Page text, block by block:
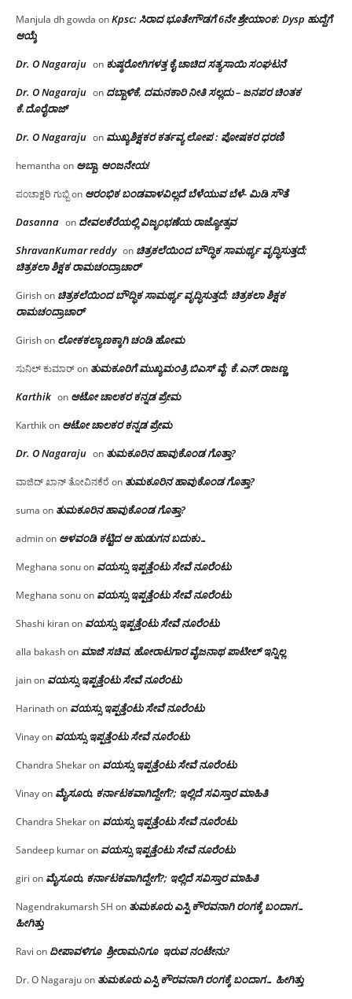
Manjula dh gowda onKpsc: ಸಿರಾದ ಭೂತೇಗೌಡಗೆ 6ನೇ ಶ್ರೇಯಾಂಕ: Dysp ಹುದ್ದೆಗೆ
ಆಯ್ಕೆ
Dr. O Nagaraju on ಕುಷ್ಠರೋಗಿಗಳತ್ತ ಕೈ ಚಾಚಿದ ಸತ್ಯಸಾಯಿ ಸಂಘಟನೆ
Dr. O Nagaraju on ದಬ್ಬಾಳಿಕೆ, ದಮನಕಾರಿ ನೀತಿ ಸಲ್ಲದು – ಜನಪರ ಚಿಂತಕ
ಕೆ.ದೊರೈರಾಜ್
Dr. O Nagaraju on ಮುಖ್ಯಶಿಕ್ಷಕರ ಕರ್ತವ್ಯ ಲೋಪ : ಪೋಷಕರ ಧರಣಿ
hemantha on ಅಬ್ಬಾ, ಆಂಜನೇಯ!
ಪಂಚಾಕ್ಷರಿ ಗುಬ್ಬಿon ಆರಂಭಿಕ ಬಂಡವಾಳವಿಲ್ಲದೆ ಬೆಳೆಯುವ ಬೆಳೆ- ಮಿಡಿ ಸೌತೆ
Dasanna on ದೇವಲಕೆರೆಯಲ್ಲಿ ವಿಜೃಂಭಣೆಯ ರಾಜ್ಯೋತ್ಸವ
ShravanKumar reddy on ಚಿತ್ರಕಲೆಯಿಂದ ಬೌದ್ಧಿಕ ಸಾಮರ್ಥ್ಯ ವೃದ್ಧಿಸುತ್ತದೆ;
ಚಿತ್ರಕಲಾ ಶಿಕ್ಷಕ ರಾಮಚಂದ್ರಾಚಾರ್
Girishon ಚಿತ್ರಕಲೆಯಿಂದ ಬೌದ್ಧಿಕ ಸಾಮರ್ಥ್ಯ ವೃದ್ಧಿಸುತ್ತದೆ; ಚಿತ್ರಕಲಾ ಶಿಕ್ಷಕ
ರಾಮಚಂದ್ರಾಚಾರ್
Girishon ಲೋಕಕಲ್ಯಾಣಕ್ಕಾಗಿ ಚಂಡಿ ಹೋಮ
ಸುನಿಲ್ ಕುಮಾರ್on ತುಮಕೂರಿಗೆ ಮುಖ್ಯಮಂತ್ರಿ ಬಿಎಸ್ ವೈ: ಕೆ.ಎನ್.ರಾಜಣ್ಣ
Karthik on ಆಟೋ ಚಾಲಕರ ಕನ್ನಡ ಪ್ರೇಮ
Karthikon ಆಟೋ ಚಾಲಕರ ಕನ್ನಡ ಪ್ರೇಮ
Dr. O Nagaraju on ತುಮಕೂರಿನ ಹಾವುಕೊಂಡ ಗೊತ್ತಾ?
ವಾಜಿದ್ ಖಾನ್ ತೋವಿನಕೆರೆ on ತುಮಕೂರಿನ ಹಾವುಕೊಂಡ ಗೊತ್ತಾ?
suma on ತುಮಕೂರಿನ ಹಾವುಕೊಂಡ ಗೊತ್ತಾ?
adminon ಅಳವಂಡಿ ಕಟ್ಟಿದ ಆ ಹುಡುಗನ ಬದುಕು…
Meghana sonuon ವಯಸ್ಸು ಇಪ್ಪತ್ತೆಂಟು ಸೇವೆ ನೂರೆಂಟು
Meghana sonuon ವಯಸ್ಸು ಇಪ್ಪತ್ತೆಂಟು ಸೇವೆ ನೂರೆಂಟು
Shashi kiranon ವಯಸ್ಸು ಇಪ್ಪತ್ತೆಂಟು ಸೇವೆ ನೂರೆಂಟು
alla bakashon ಮಾಜಿ ಸಚಿವ, ಹೋರಾಟಗಾರ ವೈಜನಾಥ ಪಾಟೀಲ್ ಇನ್ನಿಲ್ಲ
jainon ವಯಸ್ಸು ಇಪ್ಪತ್ತೆಂಟು ಸೇವೆ ನೂರೆಂಟು
Harinathon ವಯಸ್ಸು ಇಪ್ಪತ್ತೆಂಟು ಸೇವೆ ನೂರೆಂಟು
Vinayon ವಯಸ್ಸು ಇಪ್ಪತ್ತೆಂಟು ಸೇವೆ ನೂರೆಂಟು
Chandra Shekaron ವಯಸ್ಸು ಇಪ್ಪತ್ತೆಂಟು ಸೇವೆ ನೂರೆಂಟು
Vinayon ಮೈಸೂರು, ಕರ್ನಾಟಕವಾಗಿದ್ದೇಗೆ?; ಇಲ್ಲಿದೆ ಸವಿಸ್ತಾರ ಮಾಹಿತಿ
Chandra Shekaron ವಯಸ್ಸು ಇಪ್ಪತ್ತೆಂಟು ಸೇವೆ ನೂರೆಂಟು
Sandeep kumaron ವಯಸ್ಸು ಇಪ್ಪತ್ತೆಂಟು ಸೇವೆ ನೂರೆಂಟು
giri on ಮೈಸೂರು, ಕರ್ನಾಟಕವಾಗಿದ್ದೇಗೆ?; ಇಲ್ಲಿದೆ ಸವಿಸ್ತಾರ ಮಾಹಿತಿ
Nagendrakumarsh SH on ತುಮಕೂರು ಎಸ್ಪಿ ಕೌರವನಾಗಿ ರಂಗಕ್ಕೆ ಬಂದಾಗ…
ಹೀಗಿತ್ತು
Ravi on ದೀಪಾವಳಿಗೂ ಶ್ರೀರಾಮನಿಗೂ ಇರುವ ನಂಟೇನು?
Dr. O Nagarajuon ತುಮಕೂರು ಎಸ್ಪಿ ಕೌರವನಾಗಿ ರಂಗಕ್ಕೆ ಬಂದಾಗ… ಹೀಗಿತ್ತು